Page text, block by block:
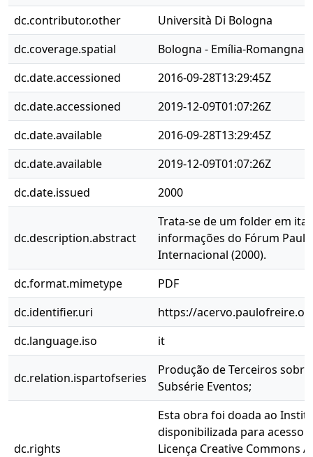
dc.contributor.other
Università Di Bologna
dc.coverage.spatial
Bologna - Emília-Romangna
dc.date.accessioned
2016-09-28T13:29:45Z
dc.date.accessioned
2019-12-09T01:07:26Z
dc.date.available
2016-09-28T13:29:45Z
dc.date.available
2019-12-09T01:07:26Z
dc.date.issued
2000
dc.description.abstract
Trata-se de um folder em
informações do Fórum
Internacional (2000).
dc.format.mimetype
PDF
dc.identifier.uri
https://
dc.language.iso
it
dc.relation.ispartofseries
Produção de Terceiros
Subsérie Eventos;
dc.rights
Esta obra foi doada ao
disponibilizada para acesso
Licença Creative Commons